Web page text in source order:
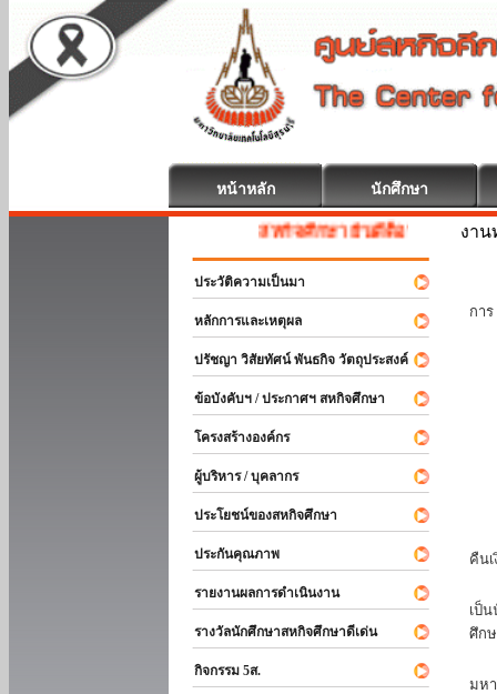
หน้าหลัก นักศึกษา
สหกิจศึกษา ยินดีต้อนรับ
ประวัติความเป็นมา
หลักการและเหตุผล
ปรัชญา วิสัยทัศน์ พันธกิจ วัตถุประสงค์
ข้อบังคับฯ / ประกาศฯ สหกิจศึกษา
โครงสร้างองค์กร
ผู้บริหาร / บุคลากร
ประโยชน์ของสหกิจศึกษา
ประกันคุณภาพ
รายงานผลการดำเนินงาน
รางวัลนักศึกษาสหกิจศึกษาดีเด่น
กิจกรรม 5ส.
งา
กา
คืน
เป็
ศึก
มห